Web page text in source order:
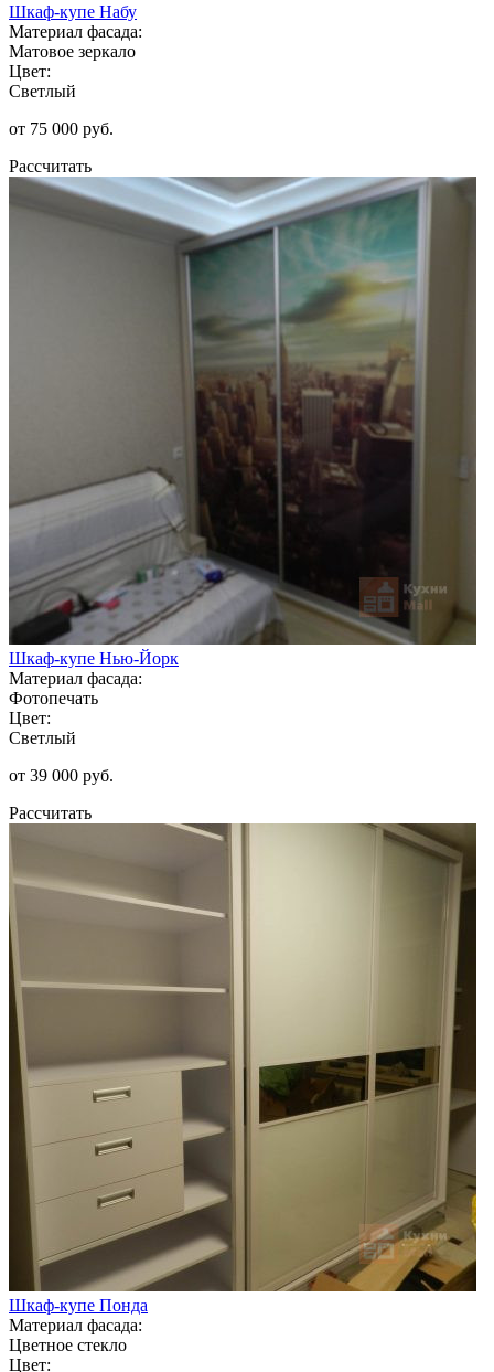
Шкаф-купе Набу
Материал фасада:
Матовое зеркало
Цвет:
Светлый
от 75 000 руб.
Рассчитать
Шкаф-купе Нью-Йорк
Материал фасада:
Фотопечать
Цвет:
Светлый
от 39 000 руб.
Рассчитать
Шкаф-купе Понда
Материал фасада:
Цветное стекло
Цвет: